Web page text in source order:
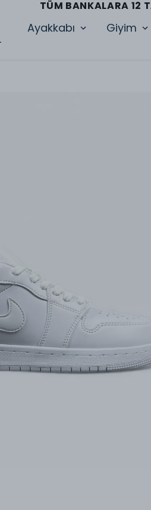
TÜM BANKALARA 12
Ayakkabı Giyim